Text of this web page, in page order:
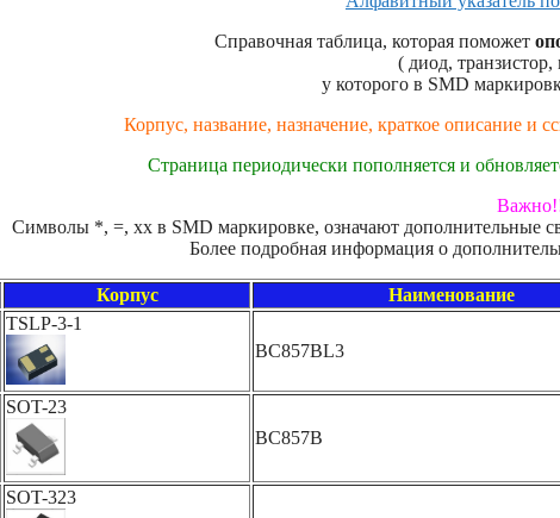
Справочная таблица, которая поможет
( диод,
у которого в SMD
Корпус, название, назначение, краткое описание
Страница периодически пополняется и
Символы *, =, xx в SMD маркировке, означают дополнительные
Более подробная информация о
Корпус Наименование
TSLP-3-1
BC857BL3
SOT-23
BC857B
SOT-323